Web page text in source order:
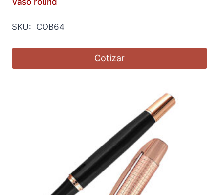
SKU: COB64
Cotizar